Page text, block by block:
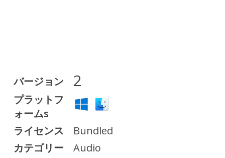
バージョン 2
プラットフ
ォームs
ライセンス
Bundled
カテゴリー
Audio